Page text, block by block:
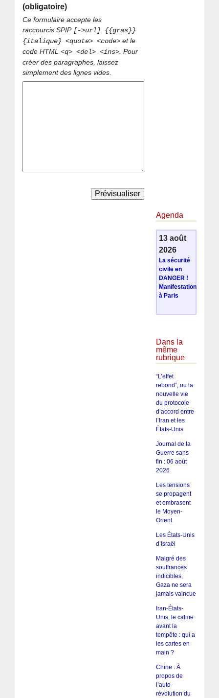
(obligatoire)
Ce formulaire accepte les
raccourcis SPIP [->url] {{gras}}
{italique} <quote> <code> et le
code HTML<q> <del> <ins>. Pour
créer des paragraphes, laissez
simplement des lignes vides.
Agenda
13 août
2026
La sécurité
civile en
DANGER !
Manifestation
à Paris
Dans la
même
rubrique
“L’effet
rebond”, ou la
nouvelle vie
du protocole
d’accord entre
l’Iran et les
États-Unis
Journal de la
Guerre sans
fin : 06 août
2026
Les tensions
se propagent
et embrasent
le Moyen-
Orient
Les États-Unis
d’Israël
Malgré des
souffrances
indicibles,
Gaza ne sera
jamais vaincue
Iran-États-
Unis, le calme
avant la
tempête : qui a
les cartes en
main ?
Chine : À
propos de
l’auto-
révolution du